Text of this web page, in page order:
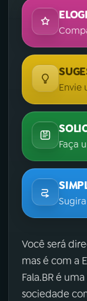
Envie
Faça
Você será
mas é com a
Fala.BR é
sociedade